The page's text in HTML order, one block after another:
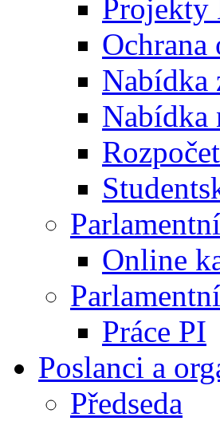
Projekty
Ochrana
Nabídka
Nabídka
Online
Práce PI
Poslanci a
Předseda